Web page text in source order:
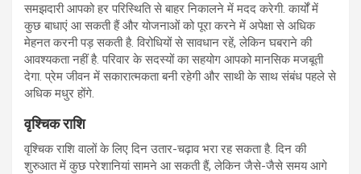
समझदारी आपको हर परिस्थिति से बाहर निकालने में मदद करेगी. कार्यों में
कुछ बाधाएं आ सकती हैं और योजनाओं को पूरा करने में अपेक्षा से अधिक
मेहनत करनी पड़ सकती है. विरोधियों से सावधान रहें, लेकिन घबराने की
आवश्यकता नहीं है. परिवार के सदस्यों का सहयोग आपको मानसिक मजबूती
देगा. प्रेम जीवन में सकारात्मकता बनी रहेगी और साथी के साथ संबंध पहले से
अधिक मधुर होंगे.
वृश्चिक राशि
वृश्चिक राशि वालों के लिए दिन उतार-चढ़ाव भरा रह सकता है. दिन की
शुरुआत में कुछ परेशानियां सामने आ सकती हैं, लेकिन जैसे-जैसे समय आगे